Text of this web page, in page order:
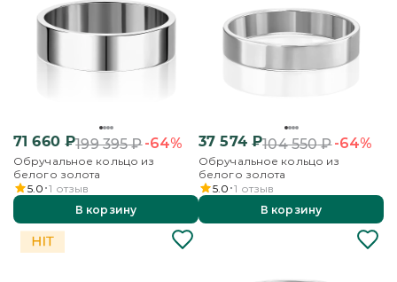
71 660₽199 395₽-64%
Обручальное кольцо из
белого золота
5.0 1 отзыв
В корзину
37 574₽104 550₽-64%
Обручальное кольцо из
белого золота
5.0 1 отзыв
В корзину